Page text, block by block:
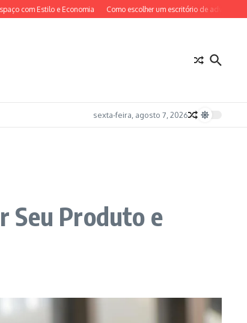
Estilo e Economia Como escolher um escritório de advocacia em
sexta-feira, agosto 7, 2026
Seu Produto e